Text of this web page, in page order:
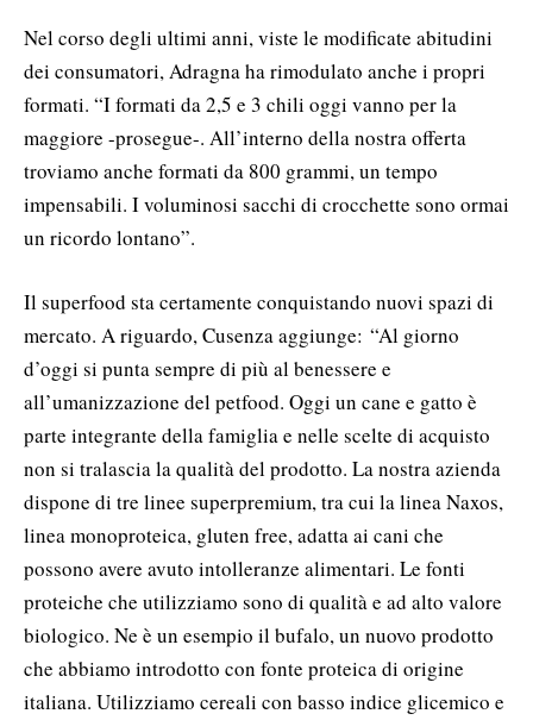
Nel corso degli ultimi anni, viste le modificate abitudini
dei consumatori, Adragna ha rimodulato anche i propri
formati. “I formati da 2,5 e 3 chili oggi vanno per la
maggiore -prosegue-. All’interno della nostra offerta
troviamo anche formati da 800 grammi, un tempo
impensabili. I voluminosi sacchi di crocchette sono ormai
un ricordo lontano”.
Il superfood sta certamente conquistando nuovi spazi di
mercato. A riguardo, Cusenza aggiunge: “Al giorno
d’oggi si punta sempre di più al benessere e
all’umanizzazione del petfood. Oggi un cane e gatto è
parte integrante della famiglia e nelle scelte di acquisto
non si tralascia la qualità del prodotto. La nostra azienda
dispone di tre linee superpremium, tra cui la linea Naxos,
linea monoproteica, gluten free, adatta ai cani che
possono avere avuto intolleranze alimentari. Le fonti
proteiche che utilizziamo sono di qualità e ad alto valore
biologico. Ne è un esempio il bufalo, un nuovo prodotto
che abbiamo introdotto con fonte proteica di origine
italiana. Utilizziamo cereali con basso indice glicemico e